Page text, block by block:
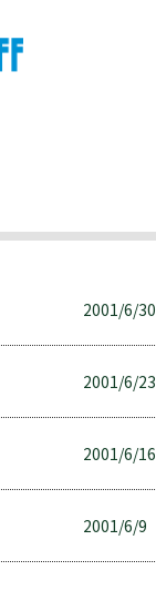
2001/6/30
2001/6/23
2001/6/16
2001/6/9